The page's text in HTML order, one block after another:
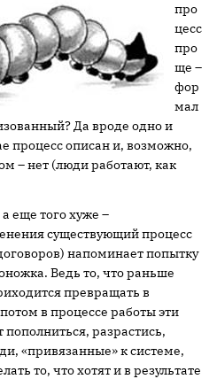
про
цесс
про
ще –
фор
мал
Да вроде одно и
процесс описан и, возможно,
– нет (люди работают, как
еще того хуже –
существующий процесс
напоминает попытку
Ведь то, что раньше
превращать в
в процессе работы эти
пополниться, разрастись,
«привязанные» к системе,
то, что хотят и в результате